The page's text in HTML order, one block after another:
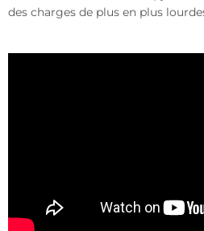
des charges de plus en plus